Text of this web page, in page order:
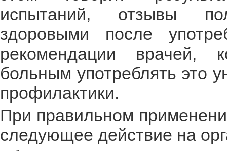
испытаний, отзывы
здоровыми после
рекомендации врачей,
больным употреблять это
профилактики.
При правильном
следующее действие на